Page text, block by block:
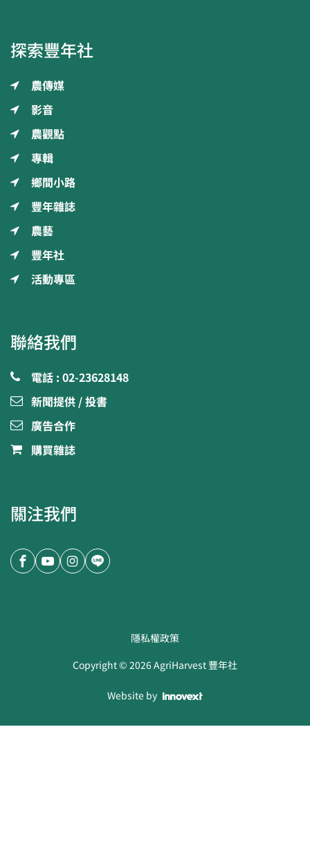
探索豐年社
農傳媒
影音
農觀點
專輯
鄉間小路
豐年雜誌
農藝
豐年社
活動專區
聯絡我們
電話 : 02-23628148
新聞提供 / 投書
廣告合作
購買雜誌
關注我們
隱私權政策
Copyright ©2026AgriHarvest 豐年社
Website by